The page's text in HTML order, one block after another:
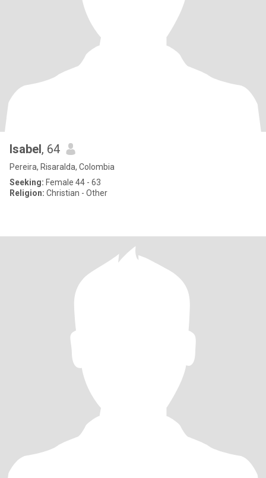
Isabel, 64
Pereira, Risaralda, Colombia
Seeking: Female 44 - 63
Religion: Christian - Other